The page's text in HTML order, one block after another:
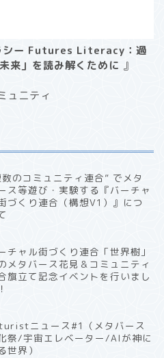
シー Futures Literacy：過
来」を読み解くために 』
ニティ
数のコミュニティ連合” でメタ
ス等遊び・実験する『バーチャ
づくり連合（構想V1）』につ
チャル街づくり連合「世界樹」
メタバース花見＆コミュニティ
旗立て記念イベントを行いまし
ニュース#1（メタバース
祭/宇宙エレベーター/AIが神に
世界）